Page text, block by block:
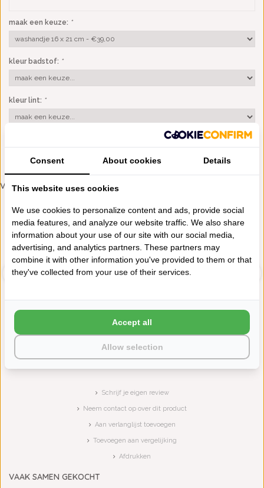
maak een keuze: *
kleur badstof: *
kleur lint: *
VERGELIJKBARE PRODUCTEN
600 GRAMS
MIRABEL SLABBINCK BADLIJN
FANNA, VANAF
600 GRAMS
MIRABEL SLABBINCK BADLIJN
BAVA, VANAF
Schrijf je eigen review
Neem contact op over dit product
Aan verlanglijst toevoegen
Toevoegen aan vergelijking
Afdrukken
VAAK SAMEN GEKOCHT
Consent About cookies Details
This website uses cookies
We use cookies to personalize content and ads, provide social
media features, and analyze our website traffic. We also share
information about your use of our site with our social media,
advertising, and analytics partners. These partners may
combine it with other information you've provided to them or that
they've collected from your use of their services.
Allow selection
Accept all